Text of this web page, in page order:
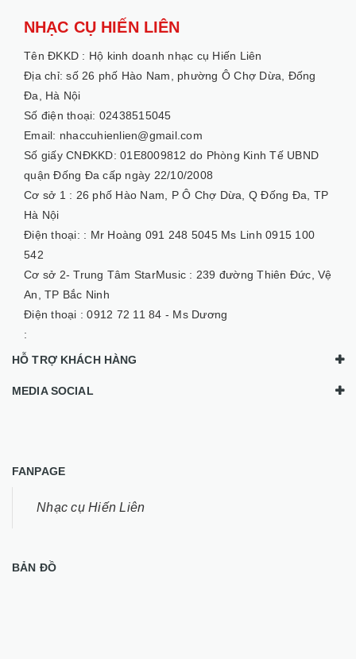
NHẠC CỤ HIẾN LIÊN
Tên ĐKKD : Hộ kinh doanh nhạc cụ Hiến Liên
Địa chỉ: số 26 phố Hào Nam, phường Ô Chợ Dừa, Đống
Đa, Hà Nội
Số điện thoại: 02438515045
Email: nhaccuhienlien@gmail.com
Số giấy CNĐKKD: 01E8009812 do Phòng Kinh Tế UBND
quận Đống Đa cấp ngày 22/10/2008
Cơ sở 1 : 26 phố Hào Nam, P Ô Chợ Dừa, Q Đống Đa, TP
Hà Nội
Điện thoại: : Mr Hoàng 091 248 5045 Ms Linh 0915 100
542
Cơ sở 2- Trung Tâm StarMusic : 239 đường Thiên Đức, Vệ
An, TP Bắc Ninh
Điện thoại :0912 72 11 84 - Ms Dương
:
HỖ TRỢ KHÁCH HÀNG
MEDIA SOCIAL
FANPAGE
Nhạc cụ Hiến Liên
BẢN ĐỒ